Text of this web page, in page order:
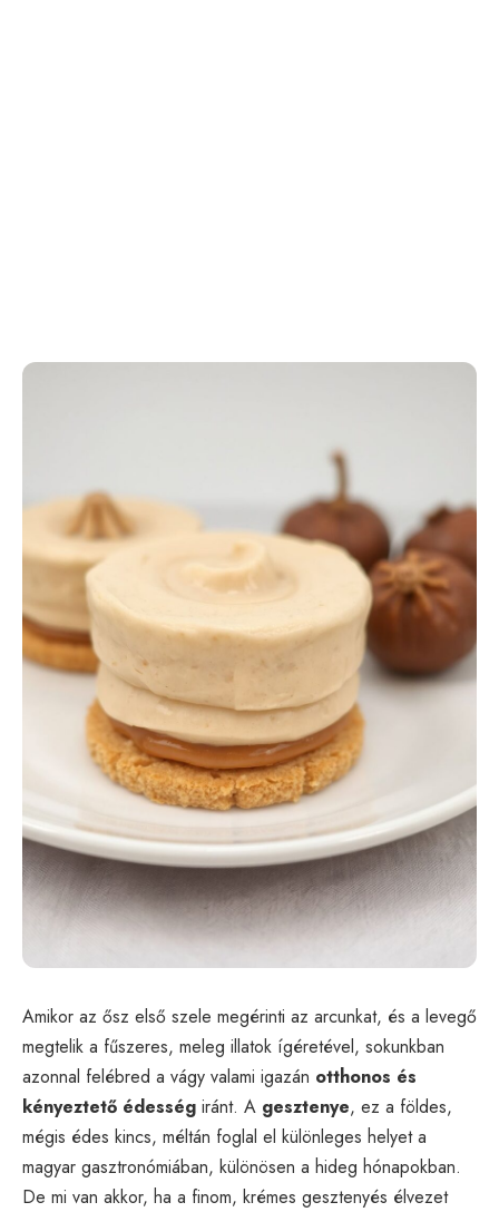
Amikor az ősz első szele megérinti az arcunkat, és a levegő
megtelik a fűszeres, meleg illatok ígéretével, sokunkban
azonnal felébred a vágy valami igazán otthonos és
kényeztető édesség iránt. A gesztenye, ez a földes,
mégis édes kincs, méltán foglal el különleges helyet a
magyar gasztronómiában, különösen a hideg hónapokban.
De mi van akkor, ha a finom, krémes gesztenyés élvezet